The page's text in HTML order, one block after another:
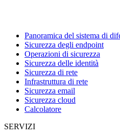
Panoramica del sistema di
Sicurezza degli endpoint
Operazioni di sicurezza
Sicurezza delle identità
Sicurezza di rete
Infrastruttura di rete
Sicurezza email
Sicurezza cloud
Calcolatore
SERVIZI